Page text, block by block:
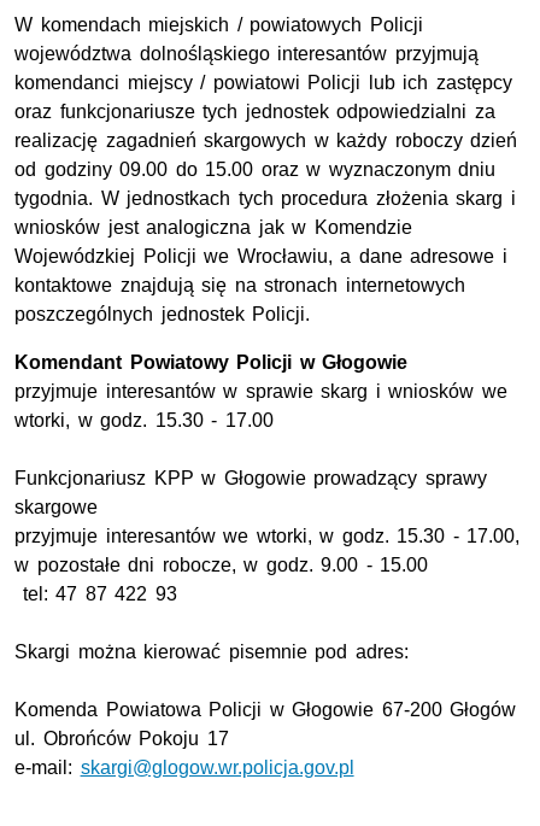
W komendach miejskich / powiatowych Policji
województwa dolnośląskiego interesantów przyjmują
komendanci miejscy / powiatowi Policji lub ich zastępcy
oraz funkcjonariusze tych jednostek odpowiedzialni za
realizację zagadnień skargowych w każdy roboczy dzień
od godziny 09.00 do 15.00 oraz w wyznaczonym dniu
tygodnia. W jednostkach tych procedura złożenia skarg i
wniosków jest analogiczna jak w Komendzie
Wojewódzkiej Policji we Wrocławiu, a dane adresowe i
kontaktowe znajdują się na stronach internetowych
poszczególnych jednostek Policji.
Komendant Powiatowy Policji w Głogowie
przyjmuje interesantów w sprawie skarg i wniosków we
wtorki, w godz. 15.30 - 17.00
Funkcjonariusz KPP w Głogowie prowadzący sprawy
skargowe
przyjmuje interesantów we wtorki, w godz. 15.30 - 17.00,
w pozostałe dni robocze, w godz. 9.00 - 15.00
tel: 47 87 422 93
Skargi można kierować pisemnie pod adres:
Komenda Powiatowa Policji w Głogowie 67-200 Głogów
ul. Obrońców Pokoju 17
e-mail: skargi@glogow.wr.policja.gov.pl